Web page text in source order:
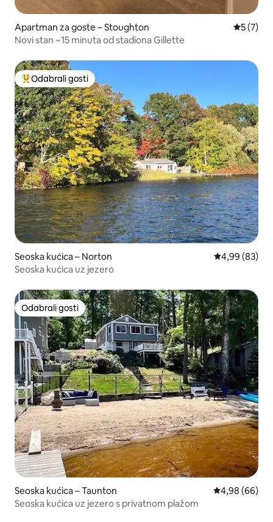
Apartman za goste – Stoughton
5 (7)
Novi stan ~15 minuta od stadiona Gillette
Među najviše rangiranima s oznakom „Odabrali gosti”
Odabrali gosti
Seoska kućica – Norton Prosječna
4,99 (83)
Seoska kućica uz jezero
Odabrali gosti
Odabrali gosti
Seoska kućica – Taunton Prosječna
4,98 (66)
Seoska kućica uz jezero s privatnom plažom